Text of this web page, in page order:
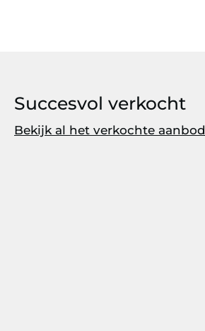
Succesvol verkocht
Bekijk al het verkochte aanbod